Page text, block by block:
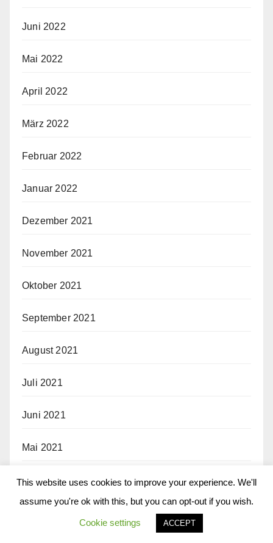
Juni 2022
Mai 2022
April 2022
März 2022
Februar 2022
Januar 2022
Dezember 2021
November 2021
Oktober 2021
September 2021
August 2021
Juli 2021
Juni 2021
Mai 2021
April 2021
This website uses cookies to improve your experience. We'll
assume you're ok with this, but you can opt-out if you wish.
Cookie settings ACCEPT